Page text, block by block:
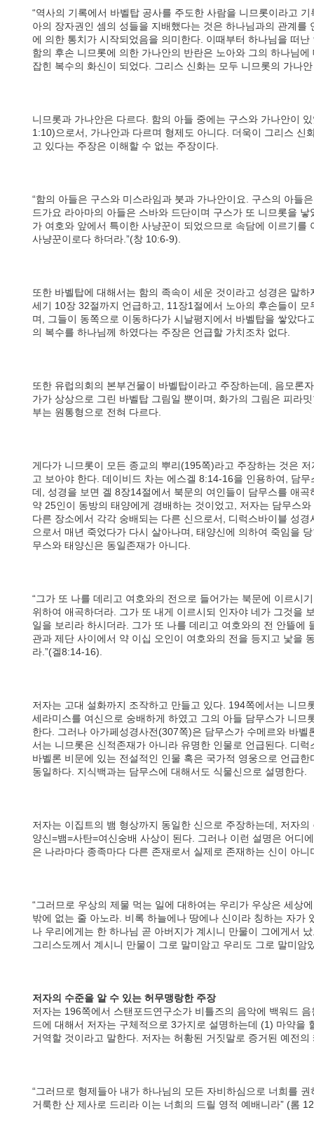
“역사의 기록에서 바벨탑 공사를 주도한 사람을 니므롯이라고
아의 장자권인 셈의 성들을 지배했다는 것은 하나님과의 관계를
에 의한 통치가 시작되었음을 의미한다. 이때부터 하나님을 떠
함의 후손 니므롯에 의한 가나안의 반란은 노아와 그의 하나님
잡힌 복수의 화신이 되었다. 그리스 신화는 모두 니므롯의 가나
니므롯과 가나안은 다르다. 함의 아들 중에는 구스와 가나안이
1:10)으로서, 가나안과 다르며 형제도 아니다. 더욱이 그리스 신
고 있다는 주장은 이해할 수 없는 주장이다.
“함의 아들은 구스와 미스라임과 붓과 가나안이요. 구스의 아들
드가요 라아마의 아들은 스바와 드단이며 구스가 또 니므롯을
가 여호와 앞에서 특이한 사냥꾼이 되었으므로 속담에 이르기를
사냥꾼이로다 하더라.”(창 10:6-9).
또한 바벨탑에 대해서는 함의 족속이 세운 것이라고 성경은 말
세기 10장 32절까지 언급하고, 11장1절에서 노아의 후손들이
며, 그들이 동쪽으로 이동하다가 시날평지에서 바벨탑을 쌓았다
의 복수를 하나님께 하였다는 주장은 언급할 가치조차 없다.
또한 유럽의회의 본부건물이 바벨탑이라고 주장하는데, 음모론
가가 상상으로 그린 바벨탑 그림일 뿐이며, 화가의 그림은 피라
부는 원통형으로 전혀 다르다.
게다가 니므롯이 모든 종교의 뿌리(195쪽)라고 주장하는 것은
고 보아야 한다. 데이비드 차는 에스겔 8:14-16을 인용하여, 담
데, 성경을 보면 겔 8장14절에서 북문의 여인들이 담무스를 애
약 25인이 동방의 태양에게 경배하는 것이었고, 저자는 담무스
다른 장소에서 각각 숭배되는 다른 신으로서, 디럭스바이블 성
으로서 매년 죽었다가 다시 살아나며, 태양신에 의하여 죽임을
무스와 태양신은 동일존재가 아니다.
“그가 또 나를 데리고 여호와의 전으로 들어가는 북문에 이르시
위하여 애곡하더라. 그가 또 내게 이르시되 인자야 네가 그것을
일을 보리라 하시더라. 그가 또 나를 데리고 여호와의 전 안뜰에
관과 제단 사이에서 약 이십 오인이 여호와의 전을 등지고 낯을
라.”(겔8:14-16).
저자는 고대 설화까지 조작하고 만들고 있다. 194쪽에서는 니므
세라미스를 여신으로 숭배하게 하였고 그의 아들 담무스가 니므
한다. 그러나 아가페성경사전(307쪽)은 담무스가 수메르와 바
서는 니므롯은 신적존재가 아니라 유명한 인물로 언급된다. 디
바벨론 비문에 있는 전설적인 인물 혹은 국가적 영웅으로 언급
동일하다. 지식백과는 담무스에 대해서도 식물신으로 설명한다.
저자는 이집트의 뱀 형상까지 동일한 신으로 주장하는데, 저자
양신=뱀=사탄=여신숭배 사상이 된다. 그러나 이런 설명은 어디
은 나라마다 종족마다 다른 존재로서 실제로 존재하는 신이 아
“그러므로 우상의 제물 먹는 일에 대하여는 우리가 우상은 세상
밖에 없는 줄 아노라. 비록 하늘에나 땅에나 신이라 칭하는 자가
나 우리에게는 한 하나님 곧 아버지가 계시니 만물이 그에게서
그리스도께서 계시니 만물이 그로 말미암고 우리도 그로 말미암
저자의 수준을 알 수 있는 허무맹랑한 주장
저자는 196쪽에서 스탠포드연구소가 비틀즈의 음악에 백워드
드에 대해서 저자는 구체적으로 3가지로 설명하는데 (1) 마약을
거역할 것이라고 말한다. 저자는 허황된 거짓말로 증거된 예전
“그러므로 형제들아 내가 하나님의 모든 자비하심으로 너희를
거룩한 산 제사로 드리라 이는 너희의 드릴 영적 예배니라” (롬